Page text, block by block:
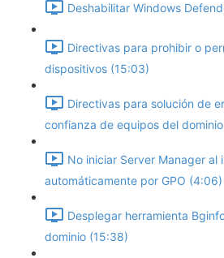
Deshabilitar Windows
Directivas para prohibir o
dispositivos (15:03)
Directivas para solución de
confianza de equipos del
No iniciar Server Manager al
automáticamente por GPO (4:06)
Desplegar herramienta
dominio (15:38)